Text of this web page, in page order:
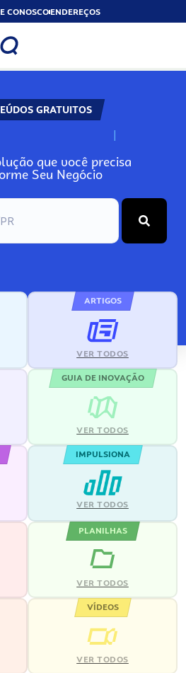
CONOSCOENDEREÇOS
GRATUITOS
N
que você precisa
Seu Negócio
ARTIGOS
VER TODOS
GUIA DE INOVAÇÃO
VER TODOS
IMPULSIONA
VER TODOS
PLANILHAS
VER TODOS
VÍDEOS
VER TODOS